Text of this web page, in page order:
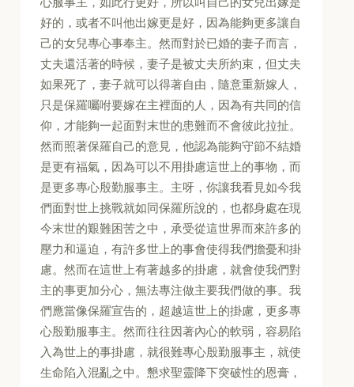
好的，或者不叫他出嫁更是好，因為能夠更多讓自
己的女兒專心事奉主。然而對於已婚的妻子而言，
丈夫還活著的時候，妻子是被丈夫所約束，但丈夫
如果死了，妻子就可以得著自由，隨意重新嫁人，
只是保羅囑咐要嫁在主裡面的人，因為有共同的信
仰，才能夠一起面對末世的患難而不會彼此拉扯。
然而照著保羅自己的意見，他認為能夠守節不結婚
是更有福氣，因為可以不用掛慮這世上的事物，而
是更多專心殷勤服事主。主呀，你讓我看見如今我
們面對世上挑戰就如同保羅所說的，也都身處在現
今末世的艱難困苦之中，承受從這世界而來許多的
壓力和逼迫，有許多世上的事會使得我們擔憂和掛
慮。然而在這世上有著越多的掛慮，就會使我們對
主的事更加分心，無法專注做主要我們做的事。我
們應當像保羅宣告的，超越這世上的掛慮，更多專
心殷勤服事主。然而往往因著內心的軟弱，容易陷
入為世上的事掛慮，就很難專心殷勤服事主，就使
生命陷入混亂之中。懇求聖靈降下突破性的恩膏，